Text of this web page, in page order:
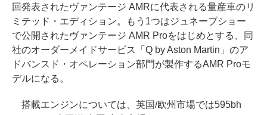
回発表されたヴァンテージ AMRに代表される量産車のリ
ミテッド・エディション。もう1つはジュネーブショー
で公開されたヴァンテージ AMR Proをはじめとする、同
社のオーダーメイドサービス「Q by Aston Martin」のア
ドバンスド・オペレーション部門が製作するAMR Proモ
デルになる。
搭載エンジンについては、英国/欧州市場では595bh